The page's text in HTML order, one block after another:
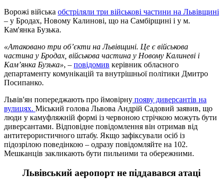
Ворожі війська обстріляли три військові частини на Львівщині
– у Бродах, Новому Калинові, що на Самбірщині і у м.
Кам'янка Бузька.
«Атаковано три об’єкти на Львівщині. Це є військова
частина у Бродах, військова частина у Новому Калиневі і
Кам’янка Бузька», – повідомив керівник обласного
департаменту комунікацій та внутрішньої політики Дмитро
Посипанко.
Львів'ян попереджають про ймовірну появу диверсантів на
вулицях. Міський голова Львова Андрій Садовий заявив, що
люди у камуфляжній формі із червоною стрічкою можуть бути
диверсантами. Відповідне повідомлення він отримав від
антитерористичного штабу. Якщо зафіксували осіб із
підозрілою поведінкою – одразу повідомляйте на 102.
Мешканців закликають бути пильними та обережними.
Львівський аеропорт не піддавався атаці